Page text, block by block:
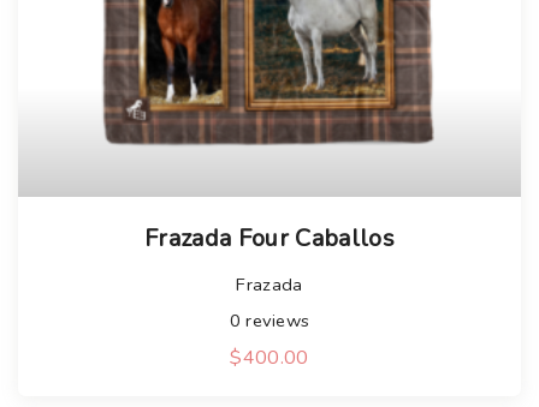
Frazada Four Caballos
Frazada
0 reviews
$400.00